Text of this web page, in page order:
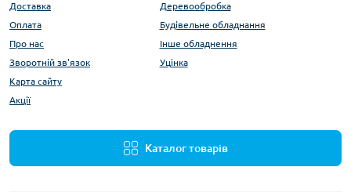
Доставка
Оплата
Про нас
Зворотній зв'язок
Карта сайту
Акції
Деревообробка
Будівельне обладнання
Інше обладнення
Уцінка
Каталог товарів